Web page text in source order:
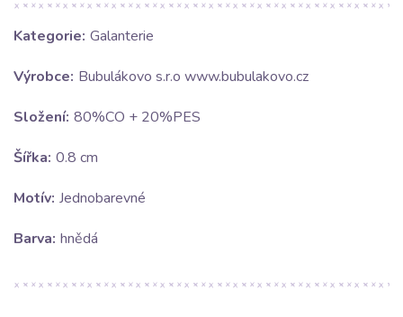
Kategorie: Galanterie
Výrobce: Bubulákovo s.r.o www.bubulakovo.cz
Složení: 80%CO + 20%PES
Šířka: 0.8 cm
Motív: Jednobarevné
Barva: hnědá